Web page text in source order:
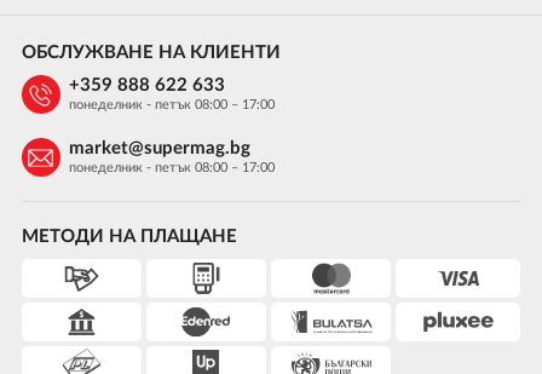
МЕТОДИ НА ПЛАЩАНЕ
ОБСЛУЖВАНЕ НА КЛИЕНТИ
+359 888 622 633
понеделник - петък 08:00 – 17:00
market@supermag.bg
понеделник - петък 08:00 – 17:00